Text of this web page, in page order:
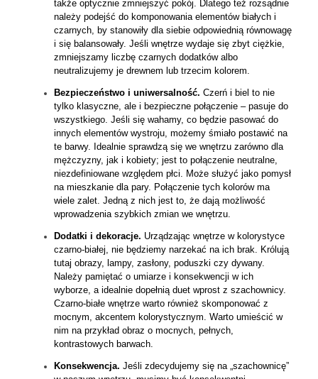
także optycznie zmniejszyć pokój. Dlatego też rozsądnie
należy podejść do komponowania elementów białych i
czarnych, by stanowiły dla siebie odpowiednią równowagę
i się balansowały. Jeśli wnętrze wydaje się zbyt ciężkie,
zmniejszamy liczbę czarnych dodatków albo
neutralizujemy je drewnem lub trzecim kolorem.
Bezpieczeństwo i uniwersalność. Czerń i biel to nie
tylko klasyczne, ale i bezpieczne połączenie – pasuje do
wszystkiego. Jeśli się wahamy, co będzie pasować do
innych elementów wystroju, możemy śmiało postawić na
te barwy. Idealnie sprawdzą się we wnętrzu zarówno dla
mężczyzny, jak i kobiety; jest to połączenie neutralne,
niezdefiniowane względem płci. Może służyć jako pomysł
na mieszkanie dla pary. Połączenie tych kolorów ma
wiele zalet. Jedną z nich jest to, że dają możliwość
wprowadzenia szybkich zmian we wnętrzu.
Dodatki i dekoracje. Urządzając wnętrze w kolorystyce
czarno-białej, nie będziemy narzekać na ich brak. Królują
tutaj obrazy, lampy, zasłony, poduszki czy dywany.
Należy pamiętać o umiarze i konsekwencji w ich
wyborze, a idealnie dopełnią duet wprost z szachownicy.
Czarno-białe wnętrze warto również skomponować z
mocnym, akcentem kolorystycznym. Warto umieścić w
nim na przykład obraz o mocnych, pełnych,
kontrastowych barwach.
Konsekwencja. Jeśli zdecydujemy się na „szachownicę”